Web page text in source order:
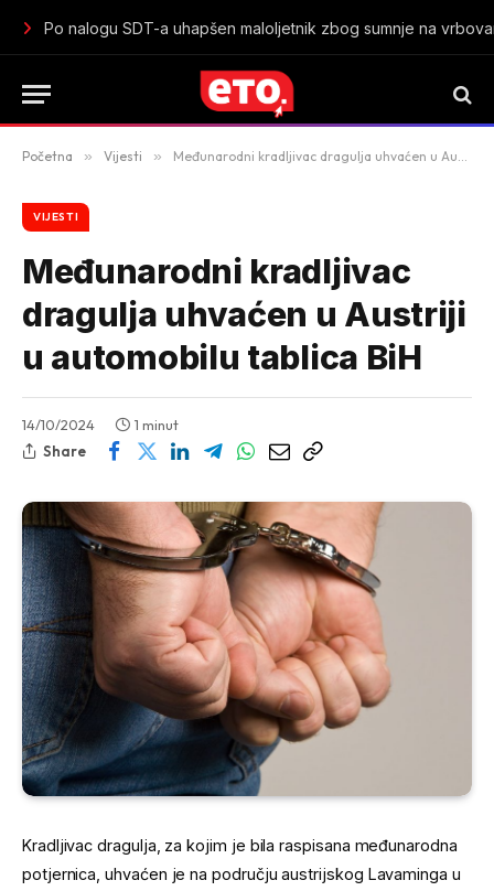
Istorijski uspjeh mladih „lavica“: Crna Gora u polufinalu
Početna » Vijesti » Međunarodni kradljivac dragulja uhvaćen u Austriji u automobilu tablica BiH
VIJESTI
Međunarodni kradljivac
dragulja uhvaćen u Austriji
u automobilu tablica BiH
14/10/2024
1 minut
Share
Kradljivac dragulja, za kojim je bila raspisana međunarodna
potjernica, uhvaćen je na području austrijskog Lavaminga u